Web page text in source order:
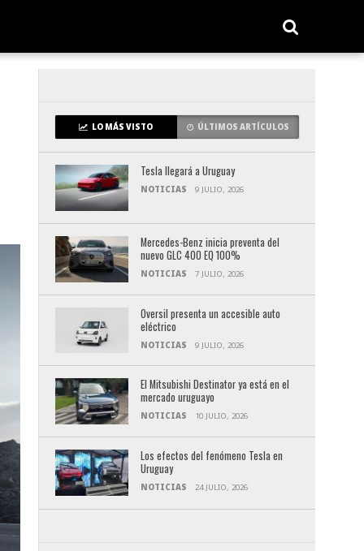
LO MÁS VISTO ÚLTIMOS ARTÍCULOS
Tesla llegará a Uruguay
NOTICIAS 9 JULIO, 2026
Mercedes-Benz inicia preventa del
nuevo GLC 400 EQ 100%
NOTICIAS 7 JULIO, 2026
Oversil presenta un accesible auto
eléctrico
NOTICIAS 9 JULIO, 2026
El Mitsubishi Destinator ya está en el
mercado uruguayo
NOTICIAS 10 JULIO, 2026
Los efectos del fenómeno Tesla en
Uruguay
NOTICIAS 24 JULIO, 2026